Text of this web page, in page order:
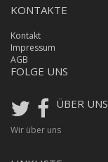
KONTAKTE
Kontakt
Impressum
AGB
FOLGE UNS
ÜBER UNS
Wir über uns